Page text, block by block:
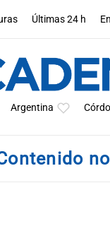
Últimas 24 h
Argentina